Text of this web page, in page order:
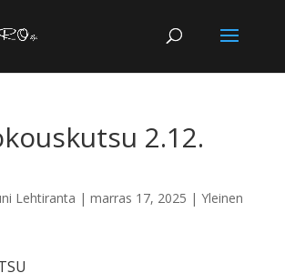
2.12.
Lehtiranta | marras 17, 2025 | Yleinen